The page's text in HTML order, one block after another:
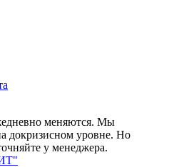
меняются. Мы
докризисном уровне. Но
у менеджера.